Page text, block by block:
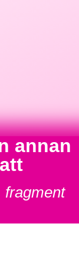
annan
fragment